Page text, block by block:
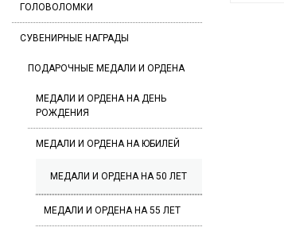
ГОЛОВОЛОМКИ
СУВЕНИРНЫЕ НАГРАДЫ
ПОДАРОЧНЫЕ МЕДАЛИ И ОРДЕНА
МЕДАЛИ И ОРДЕНА НА ДЕНЬ
РОЖДЕНИЯ
МЕДАЛИ И ОРДЕНА НА ЮБИЛЕЙ
МЕДАЛИ И ОРДЕНА НА 50 ЛЕТ
МЕДАЛИ И ОРДЕНА НА 55 ЛЕТ